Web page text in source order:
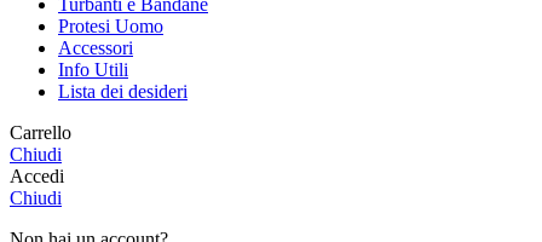
Turbanti e Bandane
Protesi Uomo
Accessori
Info Utili
Lista dei desideri
Carrello
Chiudi
Accedi
Chiudi